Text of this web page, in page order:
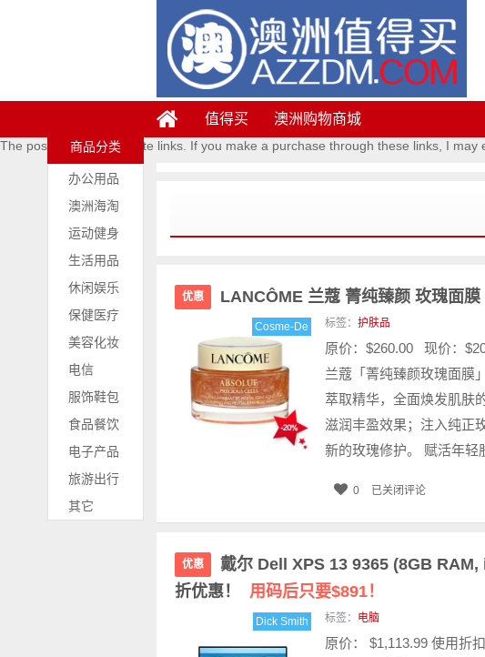
值得买 澳洲购物商城
The posts contains affiliate links. If you make a purchase through these links, I may
商品分类
办公用品
澳洲海淘
运动健身
生活用品
休闲娱乐
保健医疗
美容化妆
电信
服饰鞋包
食品餐饮
电子产品
旅游出行
其它
优惠 LANCÔME 兰蔻 菁纯臻颜 玫瑰面膜
Cosme-De 标签： 护肤品
原价：$260.00 现价：
兰蔻「菁纯臻颜玫瑰面膜
萃取精华，全面焕发肌肤
滋润丰盈效果；注入纯正
新的玫瑰修护。 赋活年轻
0 已关闭评论
优惠
戴尔 Dell XPS 13 9365 (8GB
折优惠！
用码后只要$891！
Dick Smith 标签： 电脑
原价： $1,113.99 使用折